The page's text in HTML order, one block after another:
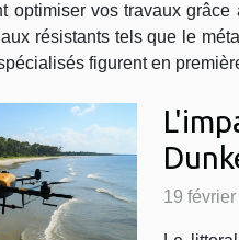
optimiser vos travaux
résistants tels que le
figurent en
19